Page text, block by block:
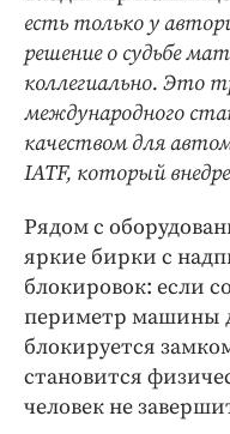
есть только у
решение о судьбе
коллегиально. Это
международного
качеством для
IATF, который
Рядом с
яркие бирки с
блокировок: если
периметр машины
блокируется
становится
человек не